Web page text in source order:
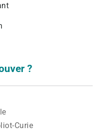
?
Curie